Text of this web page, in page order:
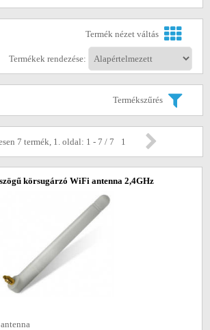
Termék nézet váltás
Termékek rendezése:
Termékszűrés
7 termék, 1. oldal: 1 - 7 / 7 1
körsugárzó WiFi antenna 2,4GHz